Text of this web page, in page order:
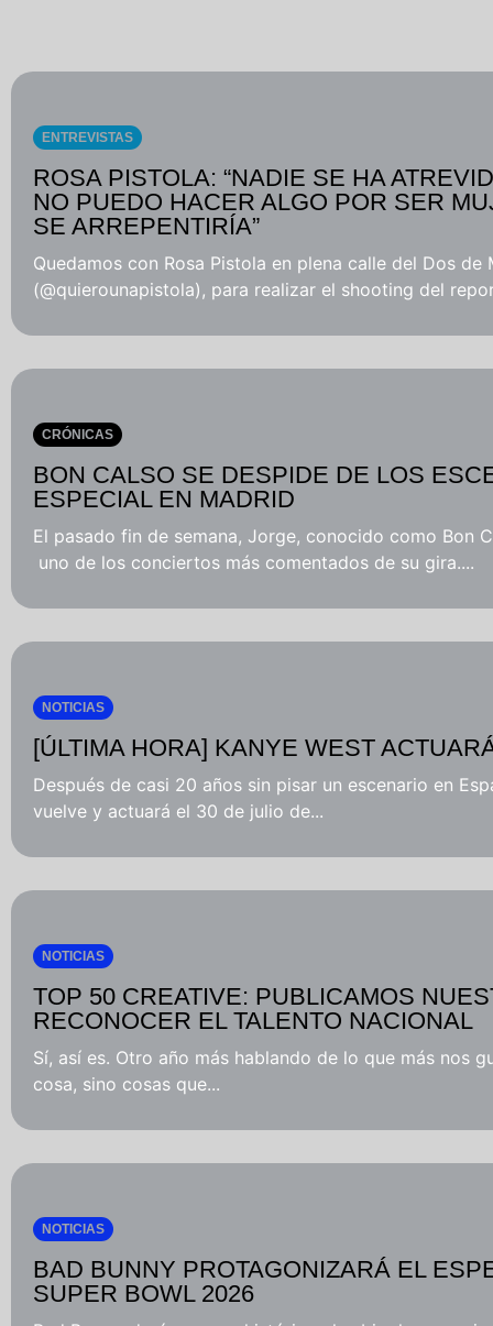
ENTREVISTAS
ROSA PISTOLA: “NADIE SE HA
NO PUEDO HACER ALGO POR SER
SE ARREPENTIRÍA”
Quedamos con Rosa Pistola en plena calle del Dos de
(@quierounapistola), para realizar el shooting del
CRÓNICAS
BON CALSO SE DESPIDE DE LOS
ESPECIAL EN MADRID
El pasado fin de semana, Jorge, conocido como Bon
uno de los conciertos más comentados de su gira....
NOTICIAS
[ÚLTIMA HORA] KANYE WEST
Después de casi 20 años sin pisar un escenario en
vuelve y actuará el 30 de julio de...
NOTICIAS
TOP 50 CREATIVE: PUBLICAMOS
RECONOCER EL TALENTO NACIONAL
Sí, así es. Otro año más hablando de lo que más nos
cosa, sino cosas que...
NOTICIAS
BAD BUNNY PROTAGONIZARÁ EL
SUPER BOWL 2026